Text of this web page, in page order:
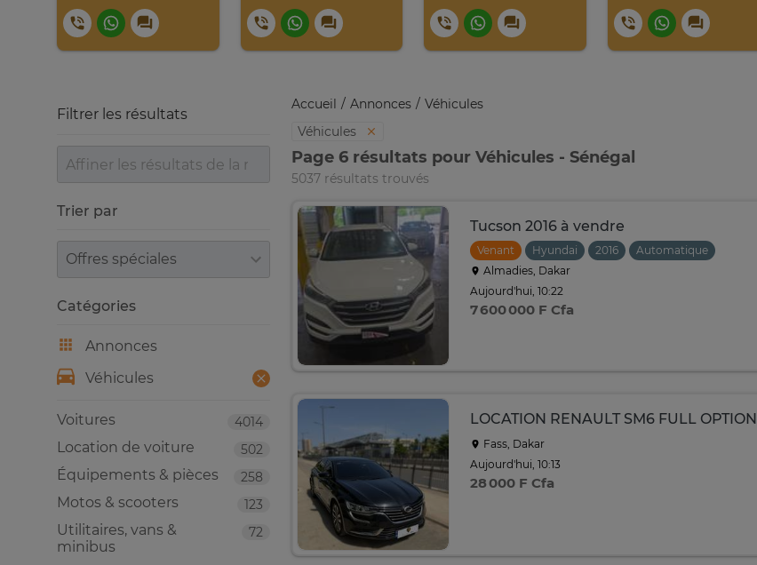
Accueil Annonces
Véhicules
Véhicules
Page 6 résultats pour Véhicules - Sénégal
5037 résultats trouvés
Tucson 2016 à vendre
Venant Hyundai 2016
Automatique
Almadies, Dakar
Aujourd'hui, 10:22
7 600 000 F Cfa
LOCATION RENAULT SM6 FULL OPTION
Fass, Dakar
Aujourd'hui, 10:13
28 000 F Cfa
Filtrer les résultats
Trier par
Trier par
Catégories
Annonces
Véhicules
4014
Voitures
502
Location de voiture
258
Équipements & pièces
123
Motos & scooters
72
Utilitaires, vans &
minibus